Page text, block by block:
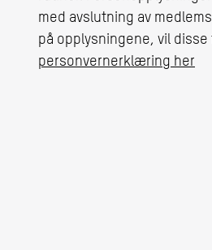
med avslutning av
på opplysningene, vil
personvernerklæring her